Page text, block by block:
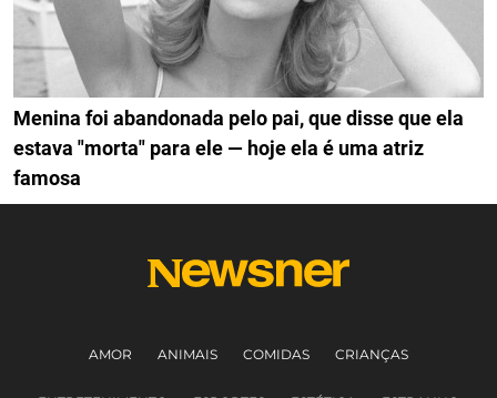
Menina foi abandonada pelo pai, que disse que ela
estava "morta" para ele — hoje ela é uma atriz
famosa
AMOR ANIMAIS COMIDAS CRIANÇAS